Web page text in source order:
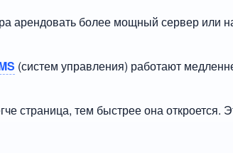
арендовать более мощный сервер или
(систем управления) работают
страница, тем быстрее она откроется.